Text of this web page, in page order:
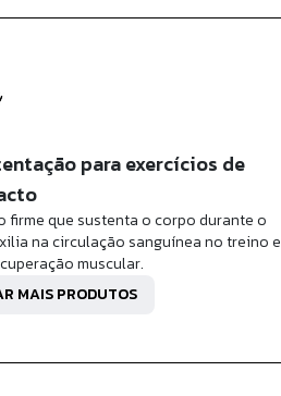
para exercícios de
firme que sustenta o corpo durante o
na circulação sanguínea no treino e
muscular.
MAIS PRODUTOS